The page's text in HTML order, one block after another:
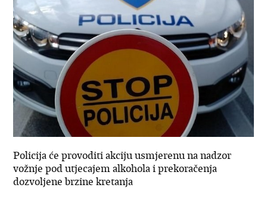
Policija će provoditi akciju usmjerenu na nadzor
vožnje pod utjecajem alkohola i prekoračenja
dozvoljene brzine kretanja